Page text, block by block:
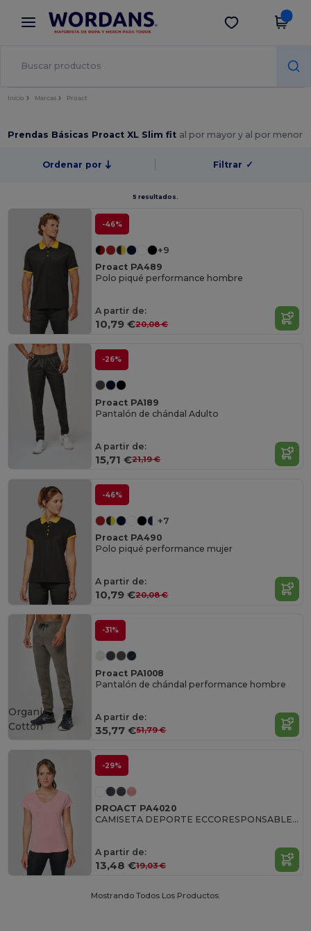
× App de Wordans
¡Mejores precios en app!
Descargar app
Inicio Marcas Proact
Prendas Básicas Proact XL Slim fit al por mayor y al por menor
Ordenar por Filtrar ✓
5 resultados.
-46%
+9
Proact PA489
Polo piqué performance hombre
A partir de:
10,79 €20,08 €
-26%
Proact PA189
Pantalón de chándal Adulto
A partir de:
15,71 €21,19 €
-46%
+7
Proact PA490
Polo piqué performance mujer
A partir de:
10,79 €20,08 €
-31%
Proact PA1008
Pantalón de chándal performance hombre
A partir de:
35,77 €51,79 €
Organic
Cotton
-29%
PROACT PA4020
CAMISETA DEPORTE ECCORESPONSABLE MUJER
A partir de:
13,48 €19,03 €
Mostrando Todos Los Productos.